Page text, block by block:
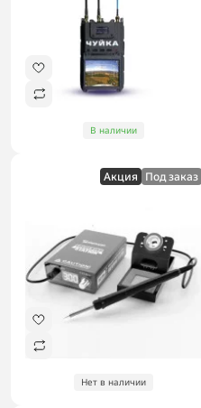
В наличии
Акция Под заказ
Нет в наличии